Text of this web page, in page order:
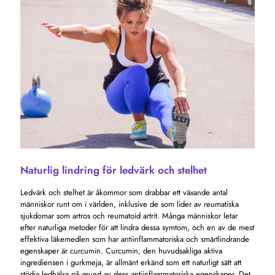
Naturlig lindring för ledvärk och stelhet
Ledvärk och stelhet är åkommor som drabbar ett växande antal
människor runt om i världen, inklusive de som lider av reumatiska
sjukdomar som artros och reumatoid artrit. Många människor letar
efter naturliga metoder för att lindra dessa symtom, och en av de mest
effektiva läkemedlen som har antiinflammatoriska och smärtlindrande
egenskaper är curcumin. Curcumin, den huvudsakliga aktiva
ingrediensen i gurkmeja, är allmänt erkänd som ett naturligt sätt att